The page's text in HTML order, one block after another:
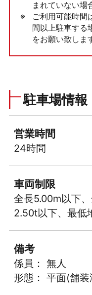
まれていない場
ご利用可能時間
間以上駐車する
をお願い致しま
駐車場情報
営業時間
24時間
車両制限
全長5.00m以下
2.50t以下、最低
備考
係員： 無人
形態： 平面(舗